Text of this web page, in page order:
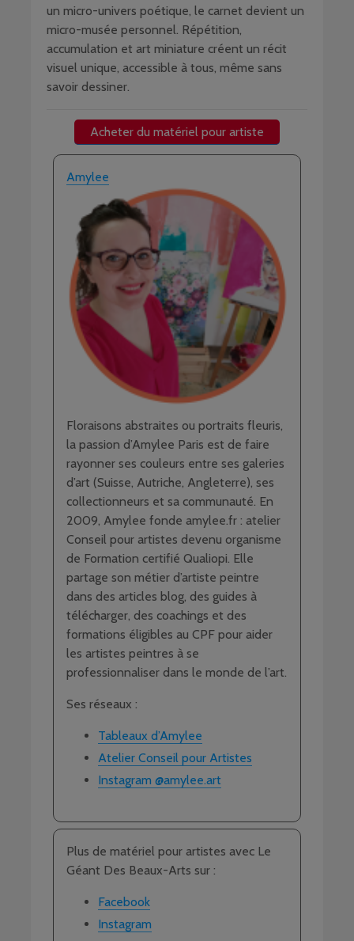
un micro-univers poétique, le carnet devient un
micro-musée personnel. Répétition,
accumulation et art miniature créent un récit
visuel unique, accessible à tous, même sans
savoir dessiner.
Acheter du matériel pour artiste
Amylee
Floraisons abstraites ou portraits fleuris,
la passion d’Amylee Paris est de faire
rayonner ses couleurs entre ses galeries
d’art (Suisse, Autriche, Angleterre), ses
collectionneurs et sa communauté. En
2009, Amylee fonde amylee.fr : atelier
Conseil pour artistes devenu organisme
de Formation certifié Qualiopi. Elle
partage son métier d’artiste peintre
dans des articles blog, des guides à
télécharger, des coachings et des
formations éligibles au CPF pour aider
les artistes peintres à se
professionnaliser dans le monde de l’art.
Ses réseaux :
Tableaux d’Amylee
Atelier Conseil pour Artistes
Instagram @amylee.art
Plus de matériel pour artistes avec Le
Géant Des Beaux-Arts sur :
Facebook
Instagram